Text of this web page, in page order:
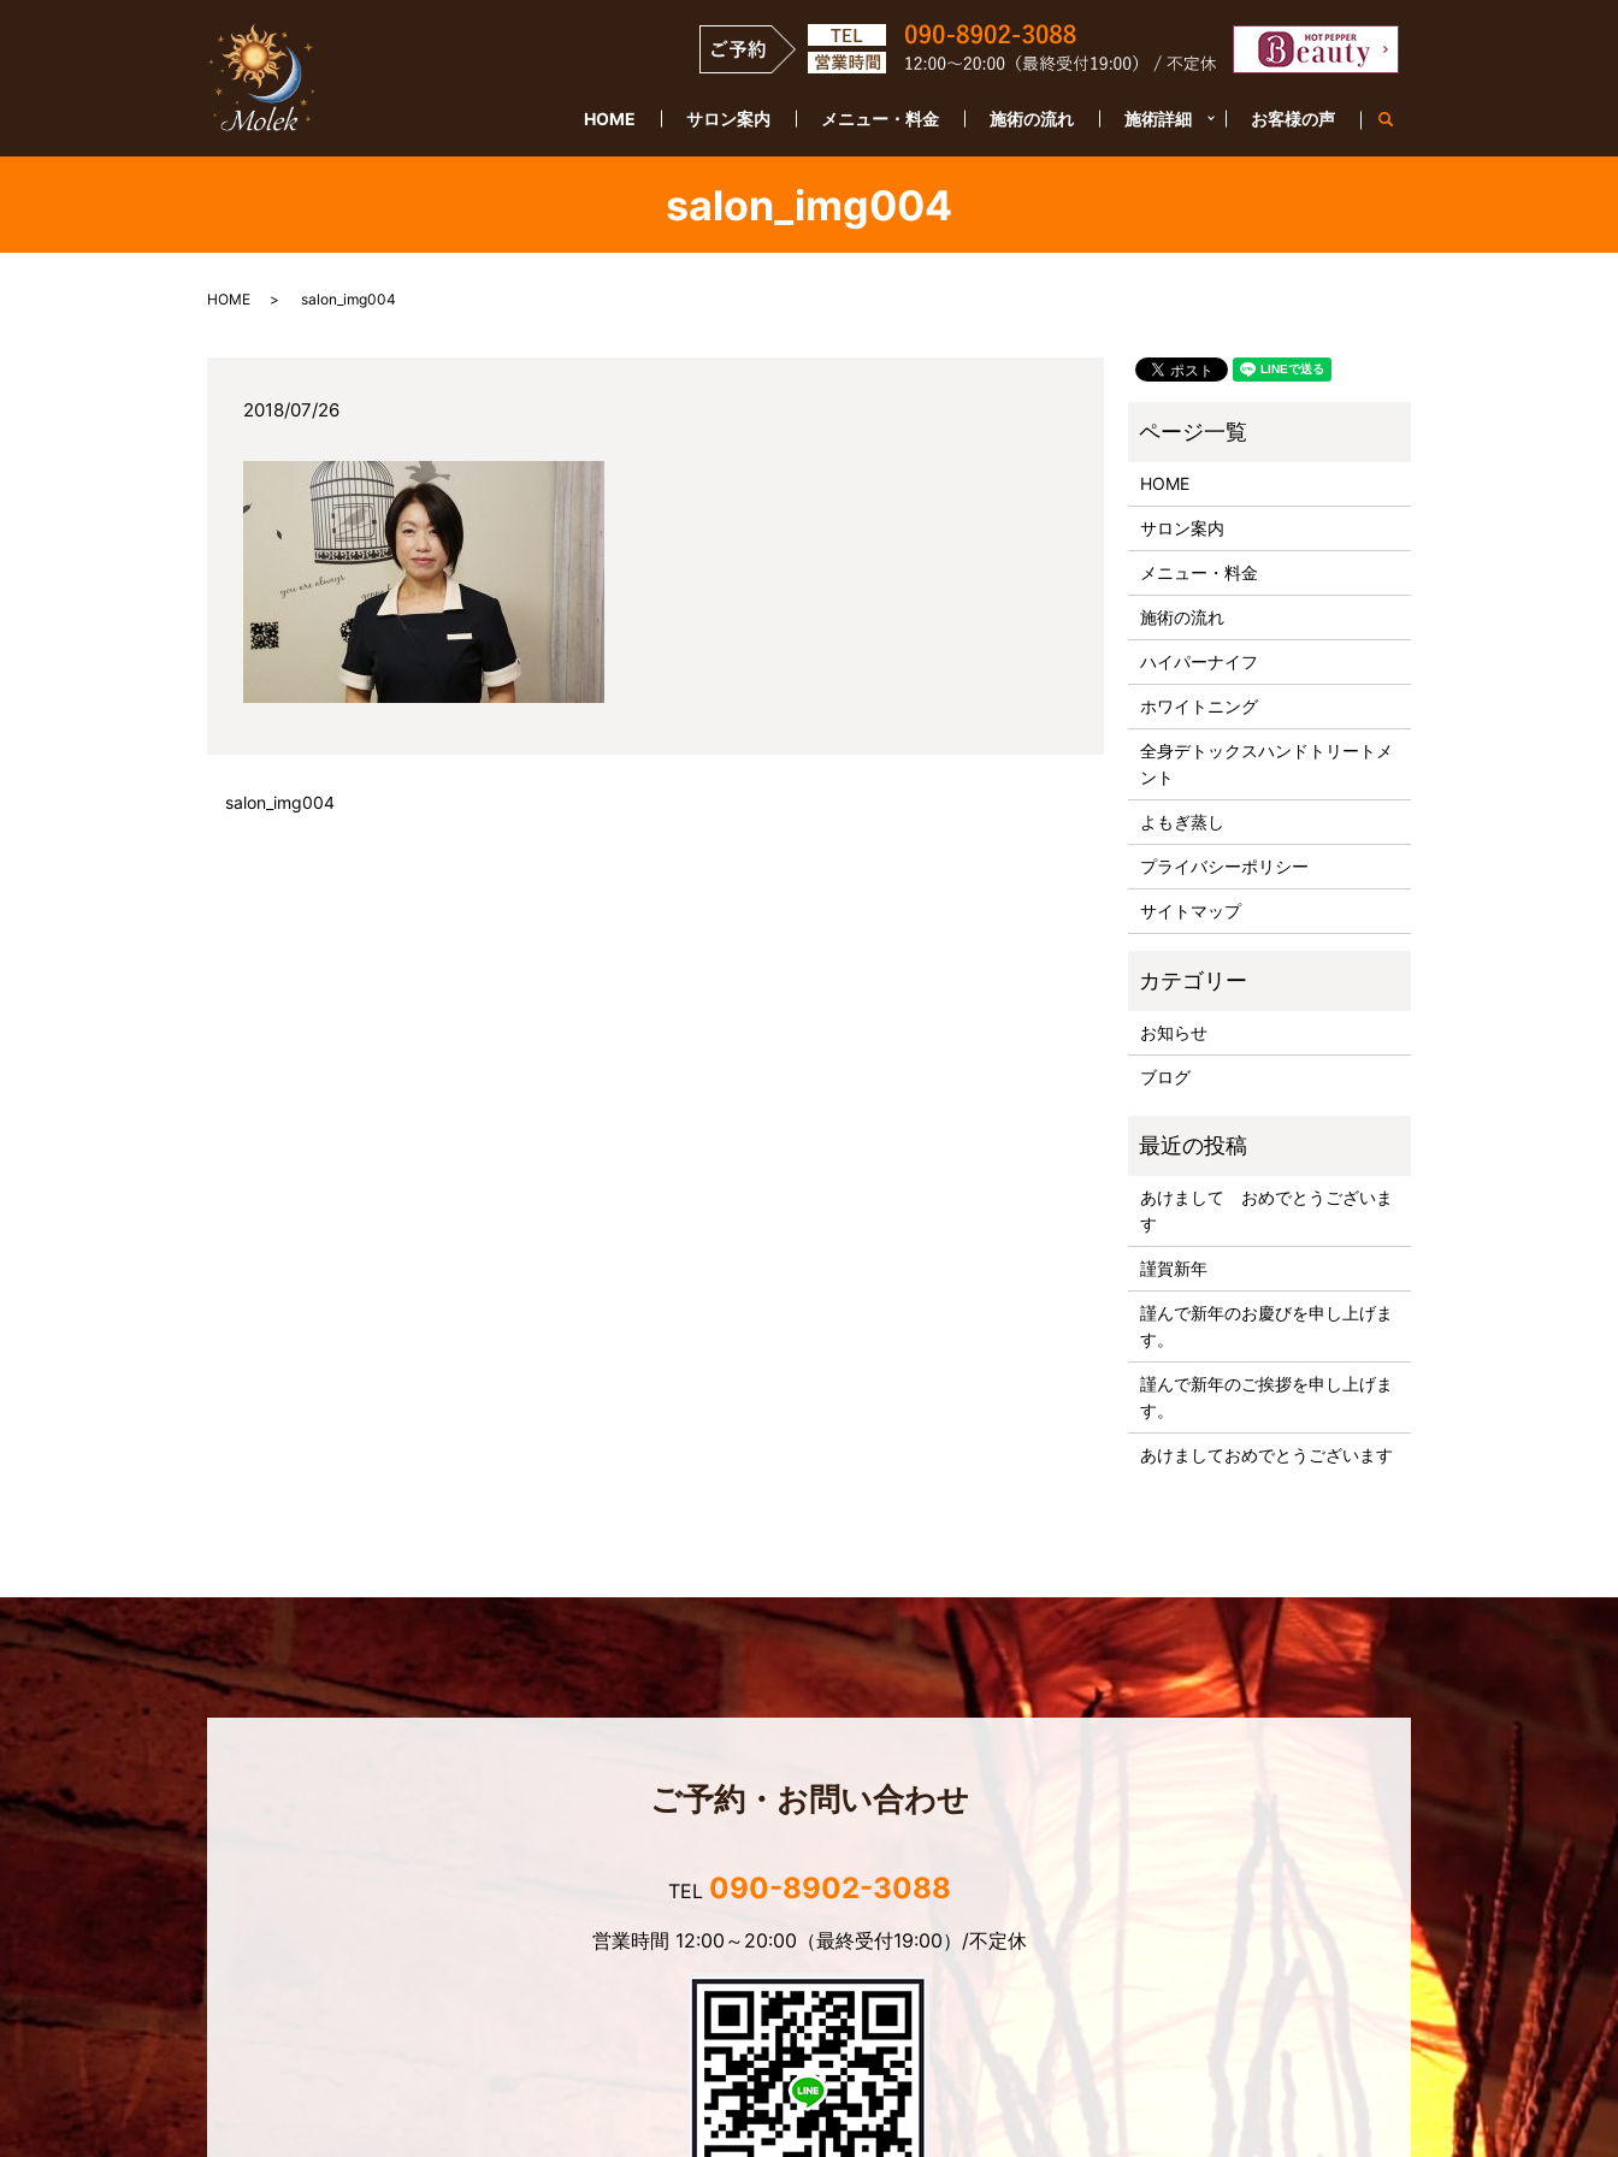
HOME サロン案内 メニュー・料金 施術の流れ 施術詳細 お客様の声 search
salon_img004
HOME salon_img004
2018/07/26
salon_img004
HOME
サロン案内
メニュー・料金
施術の流れ
ハイパーナイフ
ホワイトニング
全身デトックスハンドトリートメ
ント
よもぎ蒸し
プライバシーポリシー
サイトマップ
お知らせ
ブログ
あけまして おめでとうございま
す
謹賀新年
謹んで新年のお慶びを申し上げま
す。
謹んで新年のご挨拶を申し上げま
す。
あけましておめでとうございます
ご予約・お問い合わせ
TEL 090-8902-3088
営業時間 12:00～20:00（最終受付19:00）/不定休